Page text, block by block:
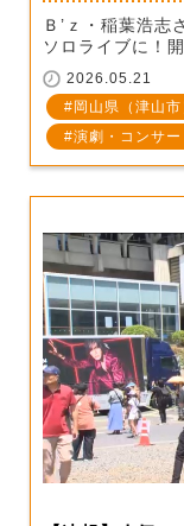
Ｂ’ｚ・稲葉浩志
ソロライブに！
2026.05.21
岡山県（津山市
演劇・コンサー